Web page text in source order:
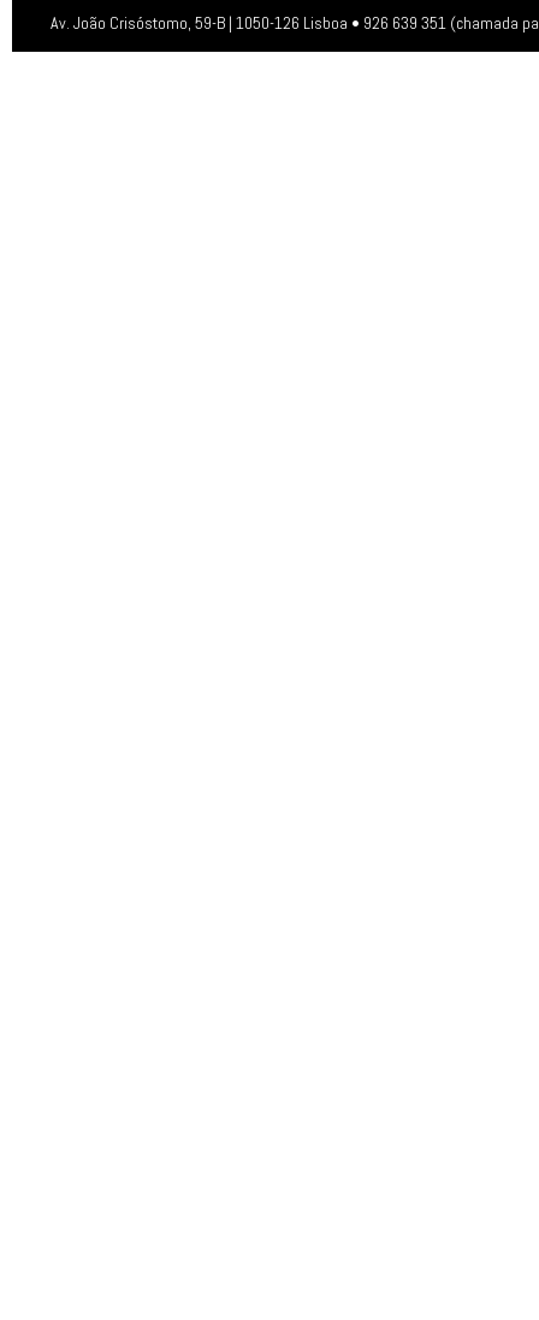
Av. João Crisóstomo, 59-B | 1050-126 Lisboa • 926 639 351 (chamada